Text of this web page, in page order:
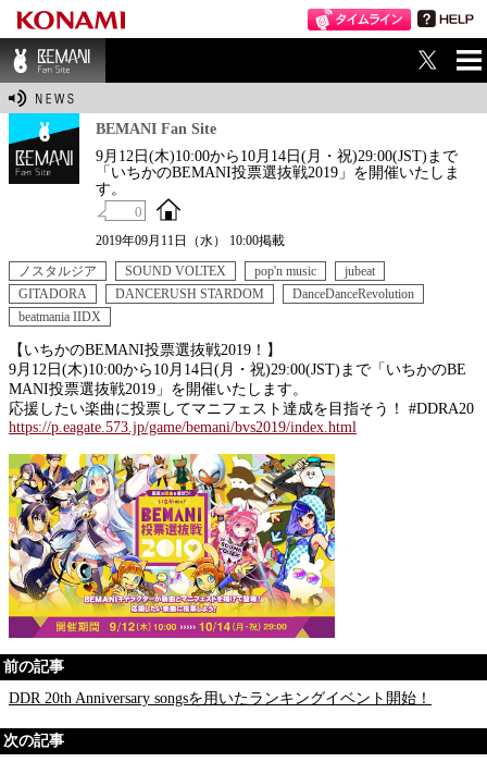
BEMANI Fan Sit
BEMANI Fan Site
9月12日(木)10:00から10月14日(月・祝)29:00(JST)まで
「いちかのBEMANI投票選抜戦2019」を開催いたしま
す。
0
2019年09月11日（水） 10:00掲載
ノスタルジア
SOUND VOLTEX pop'n music
jubeat
GITADORA
DANCERUSH STARDOM
DanceDanceRevolution
beatmania IIDX
【いちかのBEMANI投票選抜戦2019！】
9月12日(木)10:00から10月14日(月・祝)29:00(JST)まで「いちかのBE
MANI投票選抜戦2019」を開催いたします。
応援したい楽曲に投票してマニフェスト達成を目指そう！ #DDRA20
https://p.eagate.573.jp/game/bemani/bvs2019/index.html
前の記事
DDR 20th Anniversary songsを用いたランキングイベント開始！
次の記事